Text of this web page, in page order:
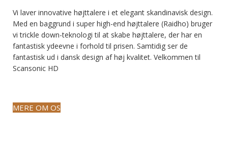
Vi laver innovative højttalere i et elegant skandinavisk design.
Med en baggrund i super high-end højttalere (Raidho) bruger
vi trickle down-teknologi til at skabe højttalere, der har en
fantastisk ydeevne i forhold til prisen. Samtidig ser de
fantastisk ud i dansk design af høj kvalitet. Velkommen til
Scansonic HD
MERE OM OS